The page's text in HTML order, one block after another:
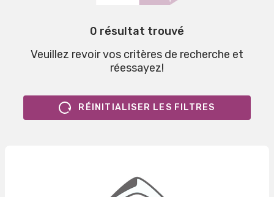
0 résultat trouvé
Veuillez revoir vos critères de recherche et
réessayez!
RÉINITIALISER LES FILTRES